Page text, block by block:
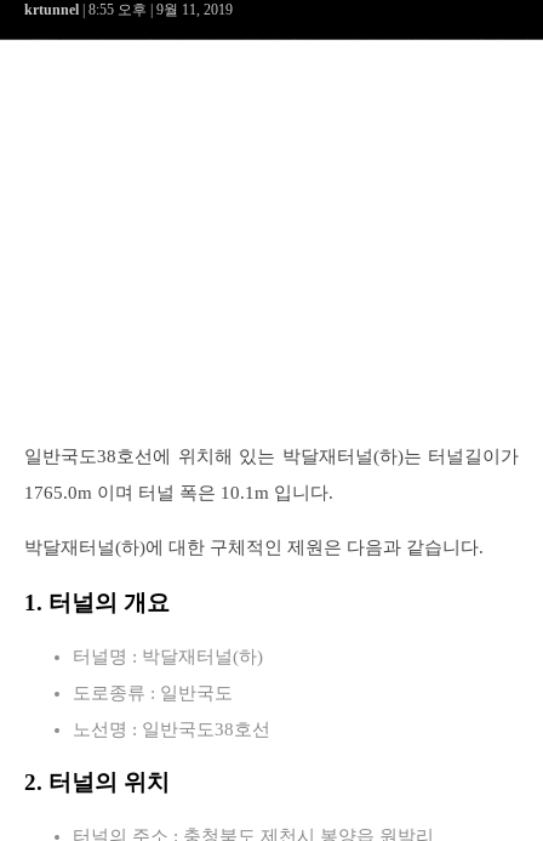
krtunnel | 8:55 오후 | 9월 11, 2019
일반국도38호선에 위치해 있는 박달재터널(하)는 터널길이가
1765.0m 이며 터널 폭은 10.1m 입니다.
박달재터널(하)에 대한 구체적인 제원은 다음과 같습니다.
1. 터널의 개요
터널명 : 박달재터널(하)
도로종류 : 일반국도
노선명 : 일반국도38호선
2. 터널의 위치
터널의 주소 : 충청북도 제천시 봉양읍 원박리